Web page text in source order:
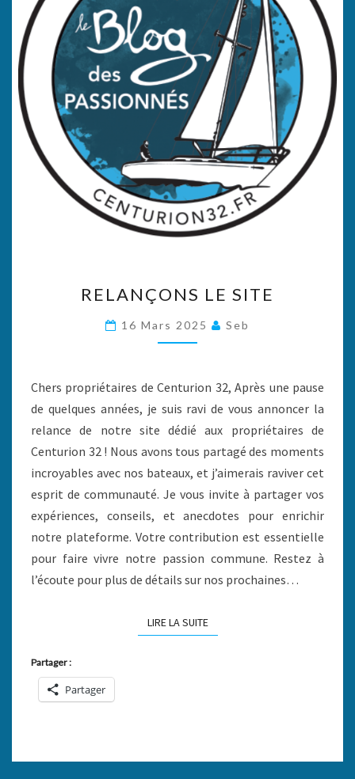
LE
SITE
RELANÇONS LE SITE
16 Mars 2025 Seb
Chers propriétaires de Centurion 32, Après une pause
de quelques années, je suis ravi de vous annoncer la
relance de notre site dédié aux propriétaires de
Centurion 32 ! Nous avons tous partagé des moments
incroyables avec nos bateaux, et j’aimerais raviver cet
esprit de communauté. Je vous invite à partager vos
expériences, conseils, et anecdotes pour enrichir
notre plateforme. Votre contribution est essentielle
pour faire vivre notre passion commune. Restez à
l’écoute pour plus de détails sur nos prochaines…
LIRE LA SUITELIRE LA SUITE
Partager :
Partager